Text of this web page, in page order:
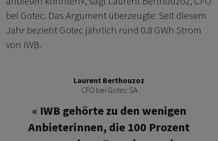
bei Gotec. Das Argument überzeugte: Seit diesem
Jahr bezieht Gotec jährlich rund 0.8 GWh Strom
von IWB.
Laurent Berthouzoz
CFO bei Gotec SA
IWB gehörte zu den wenigen
Anbieterinnen, die 100 Prozent